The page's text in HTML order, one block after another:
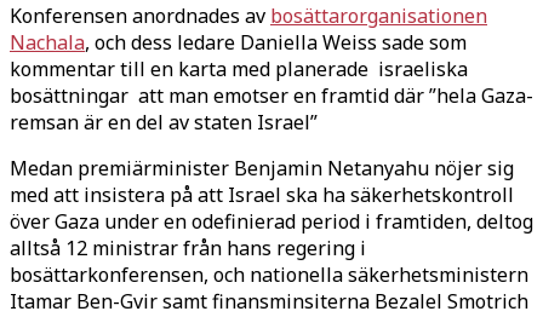
Konferensen anordnades av bosättarorganisationen
Nachala, och dess ledare Daniella Weiss sade som
kommentar till en karta med planerade israeliska
bosättningar att man emotser en framtid där ”hela Gaza-
remsan är en del av staten Israel”
Medan premiärminister Benjamin Netanyahu nöjer sig
med att insistera på att Israel ska ha säkerhetskontroll
över Gaza under en odefinierad period i framtiden, deltog
alltså 12 ministrar från hans regering i
bosättarkonferensen, och nationella säkerhetsministern
Itamar Ben-Gvir samt finansminsiterna Bezalel Smotrich